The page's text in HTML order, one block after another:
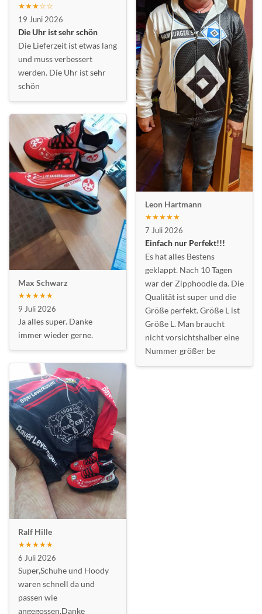
★★★☆☆
19 Juni 2026
Die Uhr ist sehr schön
Die Lieferzeit ist etwas lang
und muss verbessert
werden. Die Uhr ist sehr
schön
Max Schwarz
★★★★★
9 Juli 2026
Ja alles super. Danke
immer wieder gerne.
Ralf Hille
★★★★★
6 Juli 2026
Super,Schuhe und Hoody
waren schnell da und
passen wie
angegossen.Danke
Leon Hartmann
★★★★★
7 Juli 2026
Einfach nur Perfekt!!!
Es hat alles Bestens
geklappt. Nach 10 Tagen
war der Zipphoodie da. Die
Qualität ist super und die
Größe perfekt. Größe L ist
Größe L. Man braucht
nicht vorsichtshalber eine
Nummer größer be